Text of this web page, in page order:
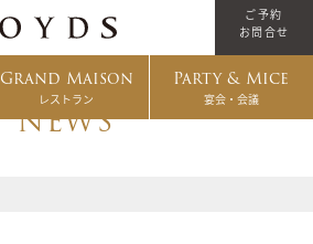
Grand Maison
レストラン
Party & Mice
宴会・会議
ご予約
お問合せ
NEWS